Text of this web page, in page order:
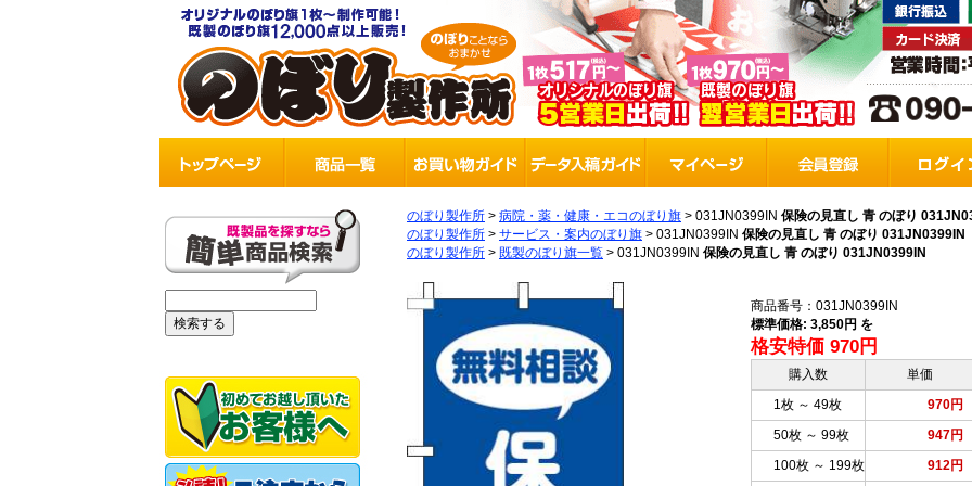
のぼり製作所 > 病院・薬・健康・エコのぼり旗 > 031JN0399IN 保険の見直し 青 のぼり
のぼり製作所 > サービス・案内のぼり旗 > 031JN0399IN 保険の見直し 青 のぼり 031JN0399IN
のぼり製作所 > 既製のぼり旗一覧 > 031JN0399IN 保険の見直し 青 のぼり 031JN0399IN
商品番号：031JN0399IN
標準価格: 3,850円 を
格安特価 970円
購入数
単価
1枚 ～ 49枚
970円
50枚 ～ 99枚
947円
100枚 ～ 199枚
912円